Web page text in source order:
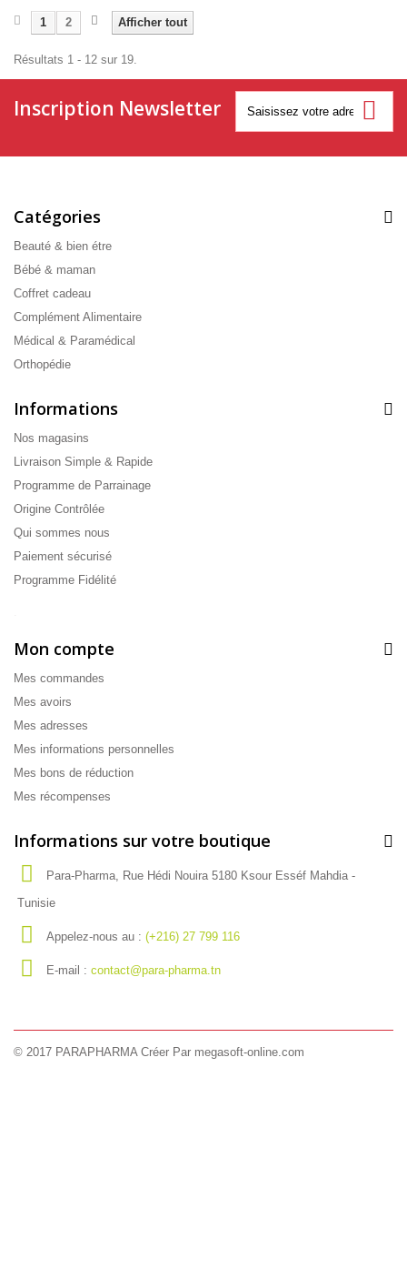
Afficher tout
1 2
Résultats 1 - 12 sur 19.
Inscription Newsletter
Catégories
Beauté & bien étre
Bébé & maman
Coffret cadeau
Complément Alimentaire
Médical & Paramédical
Orthopédie
Informations
Nos magasins
Livraison Simple & Rapide
Programme de Parrainage
Origine Contrôlée
Qui sommes nous
Paiement sécurisé
Programme Fidélité
© 2017 PARAPHARMA Créer Par megasoft-online.com
Mon compte
Mes commandes
Mes avoirs
Mes adresses
Mes informations personnelles
Mes bons de réduction
Mes récompenses
Informations sur votre boutique
Para-Pharma, Rue Hédi Nouira 5180 Ksour Esséf Mahdia -
Tunisie
Appelez-nous au : (+216) 27 799 116
E-mail : contact@para-pharma.tn